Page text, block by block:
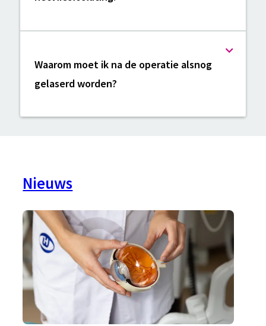
Waarom moet ik na de operatie alsnog
gelaserd worden?
Nieuws
en
agenda
Nieuws